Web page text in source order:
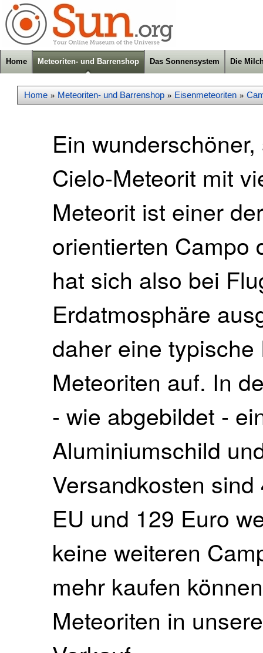
Home Meteoriten- und Barrenshop Das Sonnensystem Die
Home » Meteoriten- und Barrenshop » Eisenmeteoriten »
Ein
Cielo-Meteorit mit
Meteorit ist einer
orientierten Campo
hat sich also bei
Erdatmosphäre
daher eine
Meteoriten auf. In
- wie abgebildet -
Aluminiumschild
Versandkosten
EU und 129 Euro
keine weiteren
mehr kaufen
Meteoriten in